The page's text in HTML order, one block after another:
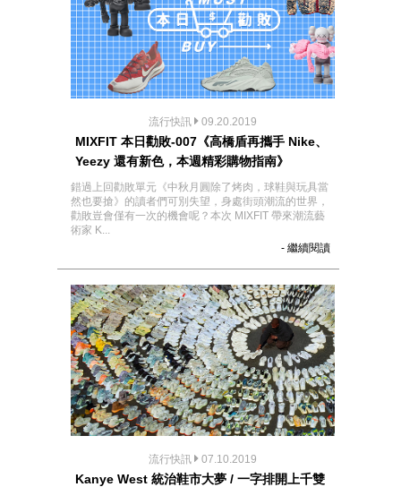
流行快訊 09.20.2019
MIXFIT 本日勸敗-007《高橋盾再攜手 Nike、
Yeezy 還有新色，本週精彩購物指南》
錯過上回勸敗單元《中秋月圓除了烤肉，球鞋與玩具當
然也要搶》的讀者們可別失望，身處街頭潮流的世界，
勸敗豈會僅有一次的機會呢？本次 MIXFIT 帶來潮流藝
術家 K...
- 繼續閱讀
流行快訊 07.10.2019
Kanye West 統治鞋市大夢 / 一字排開上千雙